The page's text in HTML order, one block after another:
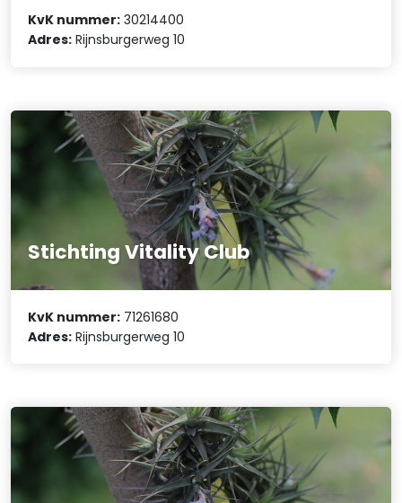
KvK nummer: 30214400
Adres: Rijnsburgerweg 10
Stichting Vitality Club
KvK nummer: 71261680
Adres: Rijnsburgerweg 10